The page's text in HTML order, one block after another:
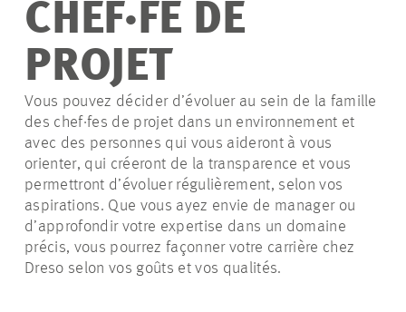
CHEF·FE DE
PROJET
Vous pouvez décider d’évoluer au sein de la famille
des chef·fes de projet dans un environnement et
avec des personnes qui vous aideront à vous
orienter, qui créeront de la transparence et vous
permettront d’évoluer régulièrement, selon vos
aspirations. Que vous ayez envie de manager ou
d’approfondir votre expertise dans un domaine
précis, vous pourrez façonner votre carrière chez
Dreso selon vos goûts et vos qualités.